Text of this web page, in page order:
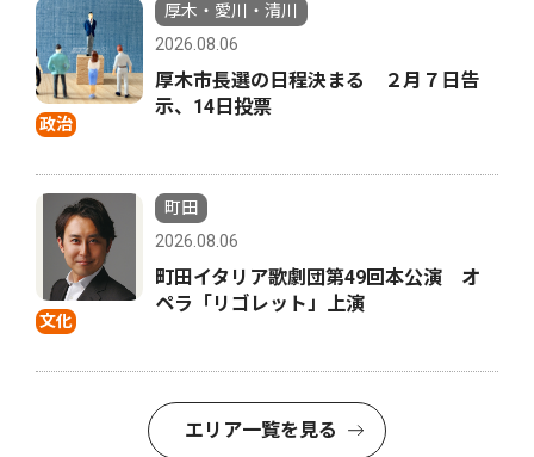
政治
厚木・愛川・清川
2026.08.06
厚木市長選の日程決まる ２月７日告
示、14日投票
文化
町田
2026.08.06
町田イタリア歌劇団第49回本公演 オ
ペラ「リゴレット」上演
エリア一覧を見る